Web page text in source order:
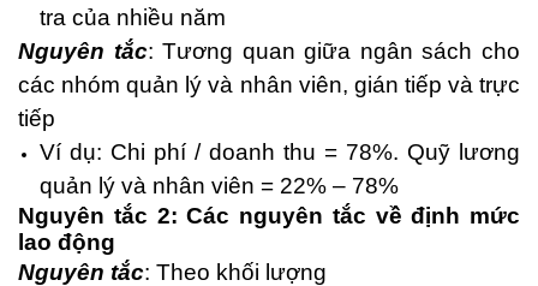
tra của nhiều năm
Nguyên tắc: Tương quan giữa ngân sách cho
các nhóm quản lý và nhân viên, gián tiếp và trực
tiếp
Ví dụ: Chi phí / doanh thu = 78%. Quỹ lương
quản lý và nhân viên = 22% – 78%
Nguyên tắc 2: Các nguyên tắc về định mức
lao động
Nguyên tắc: Theo khối lượng